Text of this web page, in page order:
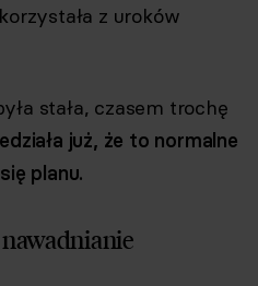
z uroków
stała, czasem trochę
już, że to normalne
planu.
nawadnianie